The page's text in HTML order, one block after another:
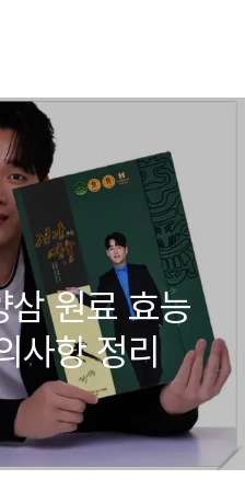
삼 원료 효능
사항 정리